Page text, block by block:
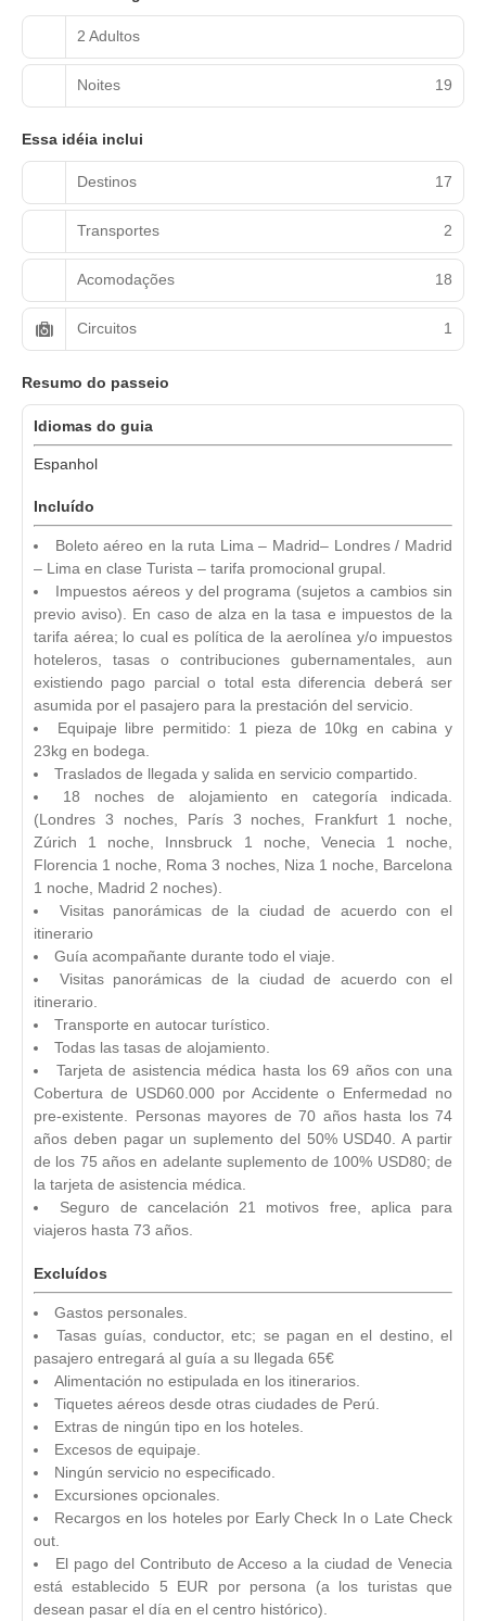
2 Adultos
Noites 19
Essa idéia inclui
Destinos 17
Transportes 2
Acomodações 18
Circuitos 1
Resumo do passeio
Idiomas do guia
Espanhol
Incluído
Boleto aéreo en la ruta Lima – Madrid– Londres / Madrid
– Lima en clase Turista – tarifa promocional grupal.
Impuestos aéreos y del programa (sujetos a cambios sin
previo aviso). En caso de alza en la tasa e impuestos de la
tarifa aérea; lo cual es política de la aerolínea y/o impuestos
hoteleros, tasas o contribuciones gubernamentales, aun
existiendo pago parcial o total esta diferencia deberá ser
asumida por el pasajero para la prestación del servicio.
Equipaje libre permitido: 1 pieza de 10kg en cabina y
23kg en bodega.
Traslados de llegada y salida en servicio compartido.
18 noches de alojamiento en categoría indicada.
(Londres 3 noches, París 3 noches, Frankfurt 1 noche,
Zúrich 1 noche, Innsbruck 1 noche, Venecia 1 noche,
Florencia 1 noche, Roma 3 noches, Niza 1 noche, Barcelona
1 noche, Madrid 2 noches).
Visitas panorámicas de la ciudad de acuerdo con el
itinerario
Guía acompañante durante todo el viaje.
Visitas panorámicas de la ciudad de acuerdo con el
itinerario.
Transporte en autocar turístico.
Todas las tasas de alojamiento.
Tarjeta de asistencia médica hasta los 69 años con una
Cobertura de USD60.000 por Accidente o Enfermedad no
pre-existente. Personas mayores de 70 años hasta los 74
años deben pagar un suplemento del 50% USD40. A partir
de los 75 años en adelante suplemento de 100% USD80; de
la tarjeta de asistencia médica.
Seguro de cancelación 21 motivos free, aplica para
viajeros hasta 73 años.
Excluídos
Gastos personales.
Tasas guías, conductor, etc; se pagan en el destino, el
pasajero entregará al guía a su llegada 65€
Alimentación no estipulada en los itinerarios.
Tiquetes aéreos desde otras ciudades de Perú.
Extras de ningún tipo en los hoteles.
Excesos de equipaje.
Ningún servicio no especificado.
Excursiones opcionales.
Recargos en los hoteles por Early Check In o Late Check
out.
El pago del Contributo de Acceso a la ciudad de Venecia
está establecido 5 EUR por persona (a los turistas que
desean pasar el día en el centro histórico).